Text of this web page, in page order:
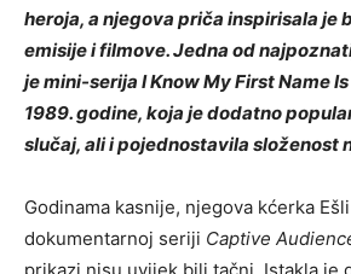
heroja, a njegova priča inspirisala je
emisije i filmove. Jedna od
je mini-serija I Know My First Name
1989. godine, koja je dodatno
slučaj, ali i pojednostavila složenost
Godinama kasnije, njegova kćerka
dokumentarnoj seriji Captive